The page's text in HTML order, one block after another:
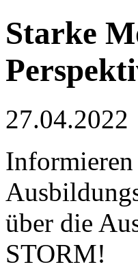
Starke
27.04.2022
über die
STORM!